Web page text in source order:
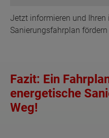
Jetzt informieren und Ihren
Sanierungsfahrplan
Fazit: Ein
energetische
Weg!